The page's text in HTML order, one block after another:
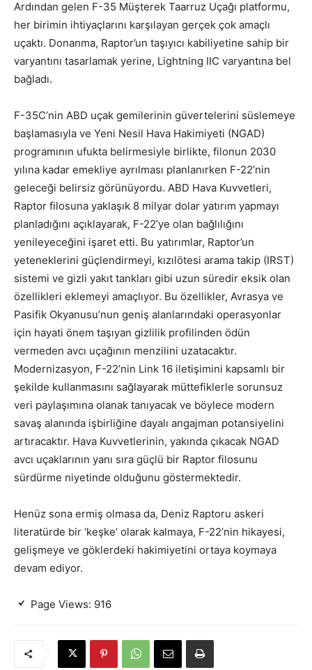
Ardından gelen F-35 Müşterek Taarruz Uçağı platformu,
her birimin ihtiyaçlarını karşılayan gerçek çok amaçlı
uçaktı. Donanma, Raptor’un taşıyıcı kabiliyetine sahip bir
varyantını tasarlamak yerine, Lightning IIC varyantına bel
bağladı.
F-35C’nin ABD uçak gemilerinin güvertelerini süslemeye
başlamasıyla ve Yeni Nesil Hava Hakimiyeti (NGAD)
programının ufukta belirmesiyle birlikte, filonun 2030
yılına kadar emekliye ayrılması planlanırken F-22’nin
geleceği belirsiz görünüyordu. ABD Hava Kuvvetleri,
Raptor filosuna yaklaşık 8 milyar dolar yatırım yapmayı
planladığını açıklayarak, F-22’ye olan bağlılığını
yenileyeceğini işaret etti. Bu yatırımlar, Raptor’un
yeteneklerini güçlendirmeyi, kızılötesi arama takip (IRST)
sistemi ve gizli yakıt tankları gibi uzun süredir eksik olan
özellikleri eklemeyi amaçlıyor. Bu özellikler, Avrasya ve
Pasifik Okyanusu’nun geniş alanlarındaki operasyonlar
için hayati önem taşıyan gizlilik profilinden ödün
vermeden avcı uçağının menzilini uzatacaktır.
Modernizasyon, F-22’nin Link 16 iletişimini kapsamlı bir
şekilde kullanmasını sağlayarak müttefiklerle sorunsuz
veri paylaşımına olanak tanıyacak ve böylece modern
savaş alanında işbirliğine dayalı angajman potansiyelini
artıracaktır. Hava Kuvvetlerinin, yakında çıkacak NGAD
avcı uçaklarının yanı sıra güçlü bir Raptor filosunu
sürdürme niyetinde olduğunu göstermektedir.
Henüz sona ermiş olmasa da, Deniz Raptoru askeri
literatürde bir ‘keşke’ olarak kalmaya, F-22’nin hikayesi,
gelişmeye ve göklerdeki hakimiyetini ortaya koymaya
devam ediyor.
Page Views: 916